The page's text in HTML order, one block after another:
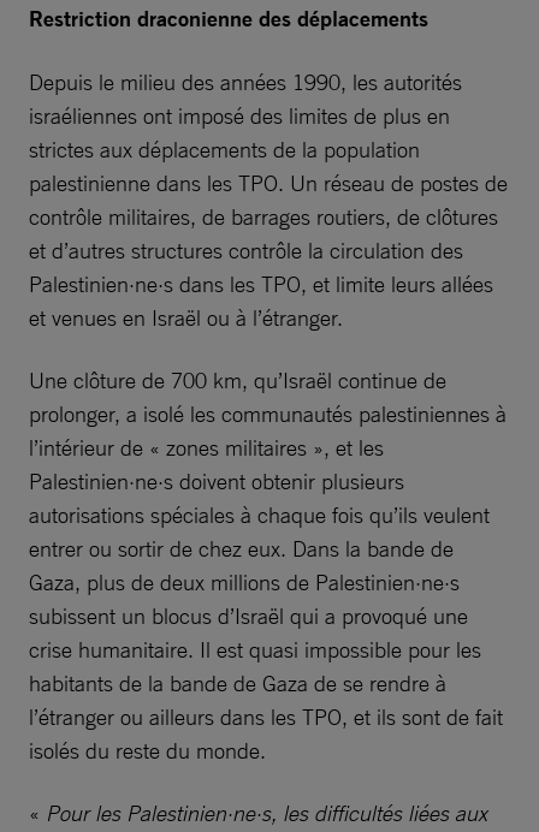
Restriction draconienne des déplacements
Depuis le milieu des années 1990, les autorités
israéliennes ont imposé des limites de plus en
strictes aux déplacements de la population
palestinienne dans les TPO. Un réseau de postes de
contrôle militaires, de barrages routiers, de clôtures
et d’autres structures contrôle la circulation des
Palestinien·ne·s dans les TPO, et limite leurs allées
et venues en Israël ou à l’étranger.
Une clôture de 700 km, qu’Israël continue de
prolonger, a isolé les communautés palestiniennes à
l’intérieur de « zones militaires », et les
Palestinien·ne·s doivent obtenir plusieurs
autorisations spéciales à chaque fois qu’ils veulent
entrer ou sortir de chez eux. Dans la bande de
Gaza, plus de deux millions de Palestinien·ne·s
subissent un blocus d’Israël qui a provoqué une
crise humanitaire. Il est quasi impossible pour les
habitants de la bande de Gaza de se rendre à
l’étranger ou ailleurs dans les TPO, et ils sont de fait
isolés du reste du monde.
« Pour les Palestinien·ne·s, les difficultés liées aux